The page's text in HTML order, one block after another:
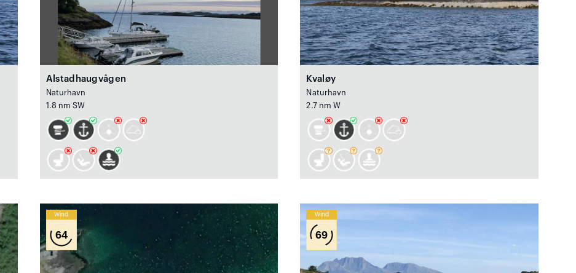
Alstadhaugvågen
Naturhavn
1.8 nm SW
Kvaløy
Naturhavn
2.7 nm W
Wind
64
Wind
69